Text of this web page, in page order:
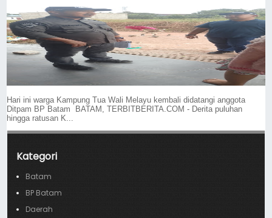
Hari ini warga Kampung Tua Wali Melayu kembali didatangi anggota
Ditpam BP Batam BATAM, TERBITBERITA.COM - Derita puluhan
hingga ratusan K...
Kategori
Batam
BP Batam
Daerah